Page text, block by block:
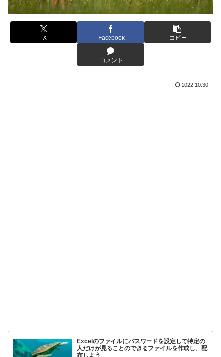
X Facebook コピー
コメント
2022.10.30
Excelのファイルにパスワードを設定して特定の
人だけが見ることのできるファイルを作成し、配
布しよう